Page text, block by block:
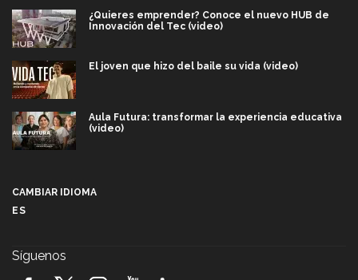
¿Quieres emprender? Conoce el nuevo HUB de
Innovación del Tec (video)
El joven que hizo del baile su vida (video)
Aula Futura: transformar la experiencia educativa
(video)
CAMBIAR IDIOMA
ES
Síguenos